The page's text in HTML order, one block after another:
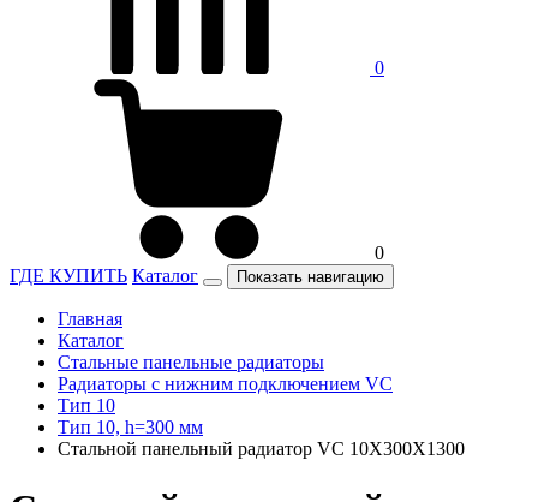
0
0
ГДЕ КУПИТЬ Каталог Показать навигацию
Главная
Каталог
Стальные панельные радиаторы
Радиаторы c нижним подключением VC
Тип 10
Тип 10, h=300 мм
Стальной панельный радиатор VC 10Х300Х1300